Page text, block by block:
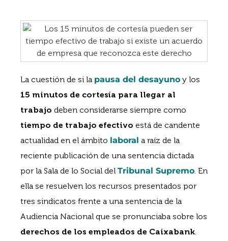
La cuestión de si la pausa del desayuno y los
15 minutos de cortesía para llegar al
trabajo deben considerarse siempre como
tiempo de trabajo efectivo está de candente
actualidad en el ámbito laboral a raíz de la
reciente publicación de una sentencia dictada
por la Sala de lo Social del Tribunal Supremo. En
ella se resuelven los recursos presentados por
tres sindicatos frente a una sentencia de la
Audiencia Nacional que se pronunciaba sobre los
derechos de los empleados de Caixabank.